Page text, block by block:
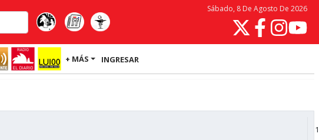
Sábado, 8 De Agosto De 2026
+ MÁS INGRESAR